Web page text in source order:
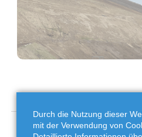
Durch die Nutzung dieser
mit der Verwendung von